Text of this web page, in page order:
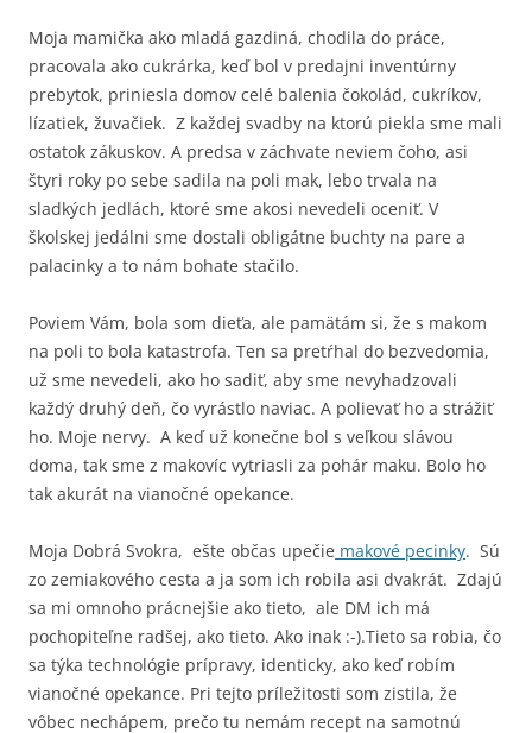
Moja mamička ako mladá gazdiná, chodila do práce,
pracovala ako cukrárka, keď bol v predajni inventúrny
prebytok, priniesla domov celé balenia čokolád, cukríkov,
lízatiek, žuvačiek. Z každej svadby na ktorú piekla sme mali
ostatok zákuskov. A predsa v záchvate neviem čoho, asi
štyri roky po sebe sadila na poli mak, lebo trvala na
sladkých jedlách, ktoré sme akosi nevedeli oceniť. V
školskej jedálni sme dostali obligátne buchty na pare a
palacinky a to nám bohate stačilo.
Poviem Vám, bola som dieťa, ale pamätám si, že s makom
na poli to bola katastrofa. Ten sa pretŕhal do bezvedomia,
už sme nevedeli, ako ho sadiť, aby sme nevyhadzovali
každý druhý deň, čo vyrástlo naviac. A polievať ho a strážiť
ho. Moje nervy. A keď už konečne bol s veľkou slávou
doma, tak sme z makovíc vytriasli za pohár maku. Bolo ho
tak akurát na vianočné opekance.
Moja Dobrá Svokra, ešte občas upečie makové pecinky. Sú
zo zemiakového cesta a ja som ich robila asi dvakrát. Zdajú
sa mi omnoho prácnejšie ako tieto, ale DM ich má
pochopiteľne radšej, ako tieto. Ako inak :-).Tieto sa robia, čo
sa týka technológie prípravy, identicky, ako keď robím
vianočné opekance. Pri tejto príležitosti som zistila, že
vôbec nechápem, prečo tu nemám recept na samotnú